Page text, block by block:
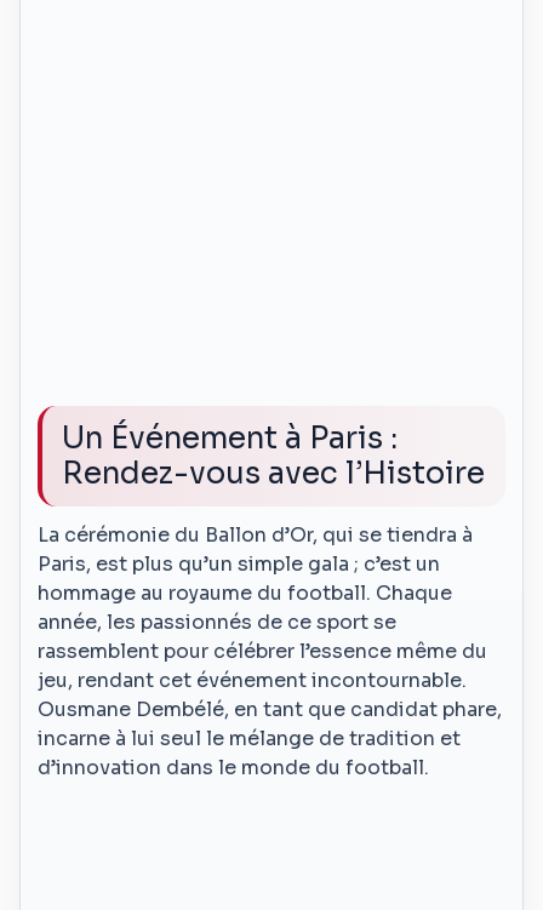
Un Événement à Paris :
Rendez-vous avec l’Histoire
La cérémonie du Ballon d’Or, qui se tiendra à
Paris, est plus qu’un simple gala ; c’est un
hommage au royaume du football. Chaque
année, les passionnés de ce sport se
rassemblent pour célébrer l’essence même du
jeu, rendant cet événement incontournable.
Ousmane Dembélé, en tant que candidat phare,
incarne à lui seul le mélange de tradition et
d’innovation dans le monde du football.